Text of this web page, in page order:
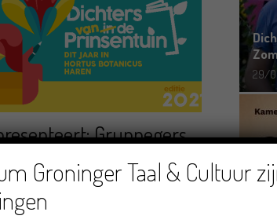
Grunnegers
29/
Groninger Taal & Cultuur